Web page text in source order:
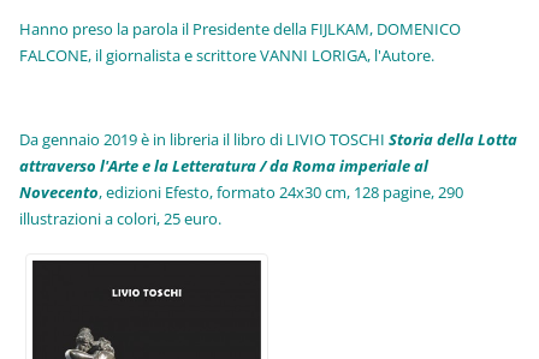
Hanno preso la parola il Presidente della FIJLKAM, DOMENICO
FALCONE, il giornalista e scrittore VANNI LORIGA, l'Autore.
Da gennaio 2019 è in libreria il libro di LIVIO TOSCHIStoria della Lotta
attraverso l'Arte e la Letteratura / da Roma imperiale al
Novecento, edizioni Efesto, formato 24x30 cm, 128 pagine, 290
illustrazioni a colori, 25 euro.